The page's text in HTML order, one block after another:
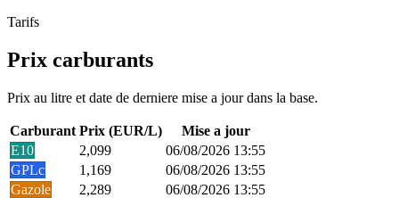
Tarifs
Prix carburants
Prix au litre et date de derniere mise a jour dans la base.
Carburant Prix (EUR/L)
Mise a jour
E10
2,099
06/08/2026 13:55
GPLc
1,169
06/08/2026 13:55
Gazole
2,289
06/08/2026 13:55